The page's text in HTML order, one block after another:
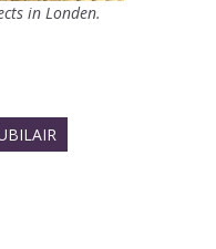
in Londen.